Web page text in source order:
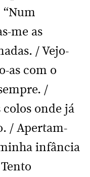
“Num
me as
/ Vejo-
as com o
/
colos onde já
/ Apertam-
infância